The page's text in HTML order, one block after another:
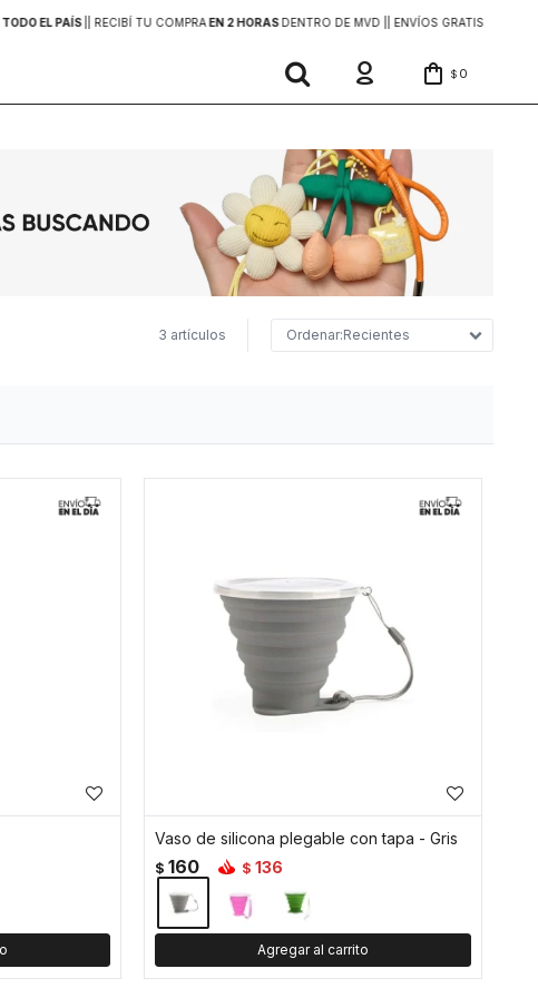
TODO EL PAÍS | RECIBÍ TU COMPRAEN 2 HORASDENTRO DE MVD | | ENVÍOS GRATIS
$ 0
3 artículos Recientes
Vaso de silicona plegable con tapa - Gris
$ 160 $ 136